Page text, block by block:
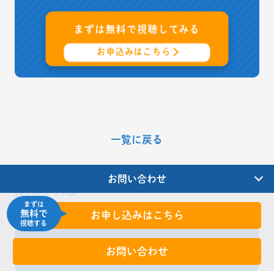
まずは無料で視聴してみる
お申込みはこちら
一覧に戻る
関連FAQ
指差呼称とは何ですか？
お問い合わせ
まずは
無料で
視聴する
お申し込みはこちら
お問い合わせ